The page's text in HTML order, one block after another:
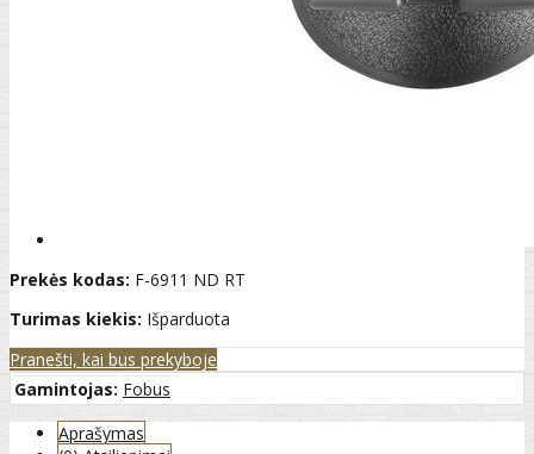
Prekės kodas: F-6911 ND RT
Turimas kiekis: Išparduota
Pranešti, kai bus prekyboje
Gamintojas: Fobus
Aprašymas